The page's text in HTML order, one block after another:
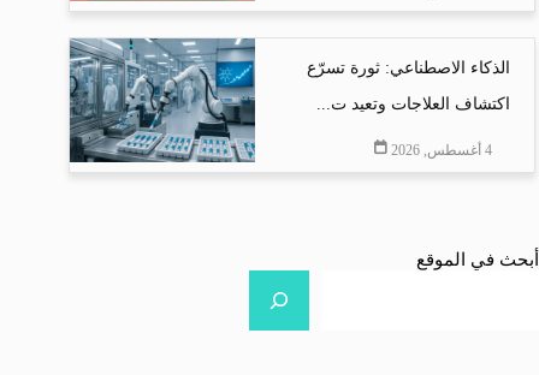
الذكاء الاصطناعي: ثورة تسرّع
اكتشاف العلاجات وتعيد ت...
4 أغسطس, 2026
أبحث في الموقع